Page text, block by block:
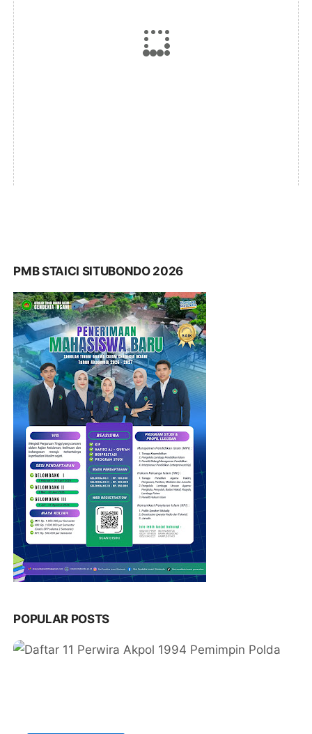
PMB STAICI SITUBONDO 2026
POPULAR POSTS